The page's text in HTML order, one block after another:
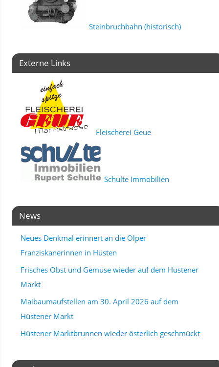
Steinbruchbahn (historisch)
Externe Links
Fleischerei Geue
Schulte Immobilien
News
Neues Denkmal erinnert an die Olper
Franziskanerinnen in Hüsten
Frisches Obst und Gemüse wieder auf dem Hüstener
Markt
Maibaumaufstellen am 30. April 2026 auf dem
Hüstener Markt
Hüstener Marktbrunnen wieder österlich geschmückt